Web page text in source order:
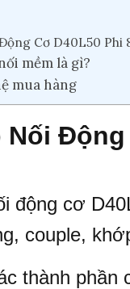
Cơ D40L50 Phi
mềm là gì?
mua hàng
Động
động cơ
couple,
thành phần